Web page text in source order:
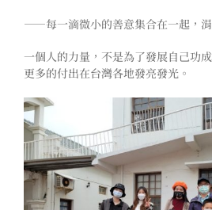
——每一滴微小的善意集合在一起，涓
一個人的力量，不是為了發展自己功
更多的付出在台灣各地發亮發光。